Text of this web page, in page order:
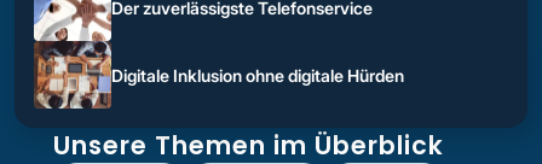
Der zuverlässigste Telefonservice
Digitale Inklusion ohne digitale Hürden
Unsere Themen im Überblick